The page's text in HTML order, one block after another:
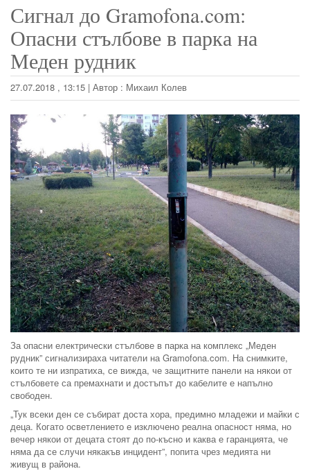
Сигнал до Gramofona.com:
Опасни стълбове в парка на
Меден рудник
27.07.2018 , 13:15 | Автор : Михаил Колев
За опасни електрически стълбове в парка на комплекс „Меден
рудник” сигнализираха читатели на Gramofona.com. На снимките,
които те ни изпратиха, се вижда, че защитните панели на някои от
стълбовете са премахнати и достъпът до кабелите е напълно
свободен.
„Тук всеки ден се събират доста хора, предимно младежи и майки с
деца. Когато осветлението е изключено реална опасност няма, но
вечер някои от децата стоят до по-късно и каква е гаранцията, че
няма да се случи някакъв инцидент”, попита чрез медията ни
живущ в района.